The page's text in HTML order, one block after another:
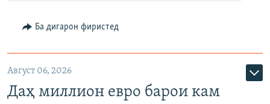
Ба дигарон фиристед
Август 06, 2026
Даҳ миллион евро барои кам